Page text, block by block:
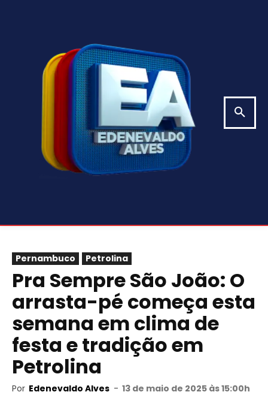
Pernambuco Petrolina
Pra Sempre São João: O
arrasta-pé começa esta
semana em clima de
festa e tradição em
Petrolina
Por Edenevaldo Alves - 13 de maio de 2025 às 15:00h